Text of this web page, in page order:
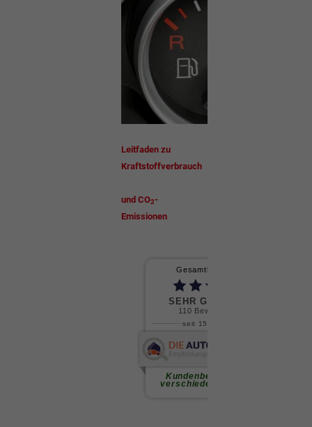
Leitfaden zu
Kraftstoffverbrauch
und CO2-
Emissionen